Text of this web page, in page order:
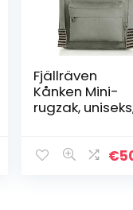
Fjällräven
Kånken Mini-
rugzak,
€